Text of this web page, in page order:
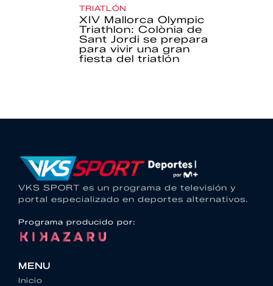
TRIATLÓN
XIV Mallorca Olympic
Triathlon: Colònia de
Sant Jordi se prepara
para vivir una gran
fiesta del triatlón
VKS SPORT es un programa de televisión y
portal especializado en deportes alternativos.
Programa producido por:
MENU
Inicio